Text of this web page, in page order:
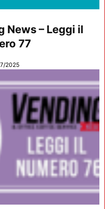
News – Leggi il
77
2025